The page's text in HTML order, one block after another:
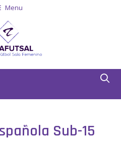
Menu
Sub-15